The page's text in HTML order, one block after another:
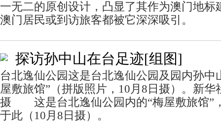
一无二的原创设计，凸显了其作为澳门地标
澳门居民或到访旅客都被它深深吸引。
探访孙中山在台足迹[组图]
台北逸仙公园这是台北逸仙公园及园内孙中
屋敷旅馆”（拼版照片，10月8日摄）。新华
摄 这是台北逸仙公园内的“梅屋敷旅馆”
于此（10月8日摄）。